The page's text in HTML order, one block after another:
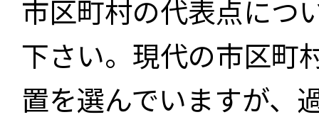
市区町村の代表点につ
下さい。現代の市区町
置を選んでいますが、